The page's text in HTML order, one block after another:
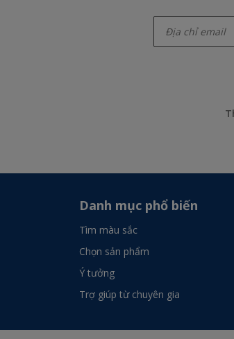
Danh mục phổ biến
Tìm màu sắc
Chọn sản phẩm
Ý tưởng
Trợ giúp từ chuyên gia